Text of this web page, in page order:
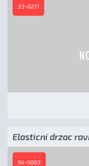
33-0211
Elasticni drzac
54-0003